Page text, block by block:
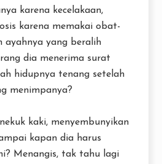
karena kecelakaan,
karena memakai obat-
ayahnya yang beralih
dia menerima surat
hidupnya tenang setelah
menimpanya?
kaki, menyembunyikan
kapan dia harus
Menangis, tak tahu lagi